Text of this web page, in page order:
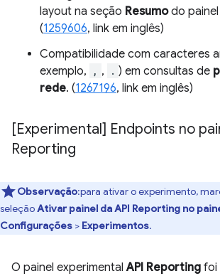
layout na seção Resumodo painel
(1259606, link em inglês)
Compatibilidade com caracteres
exemplo,
, , . ) em consultas de
rede. (1267196, link em inglês)
[Experimental] Endpoints no
Reporting
Observação:para ativar o experimento,
seleçãoAtivar painel da API Reporting no
Configurações > Experimentos.
O painel experimentalAPI Reporting foi